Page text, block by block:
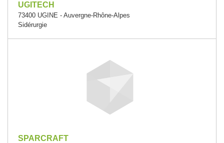
UGITECH
73400 UGINE - Auvergne-Rhône-Alpes
Sidérurgie
SPARCRAFT